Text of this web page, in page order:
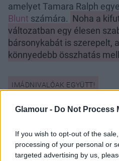
Glamour - Do Not Process
If you wish to opt-out of the
processing of your personal or
targeted advertising by us,
amelyet Tamara Ralph
Blunt számára. Noha a
változatban egy élesen
bársonykabát is szerepelt,
könnyedebb összhatás